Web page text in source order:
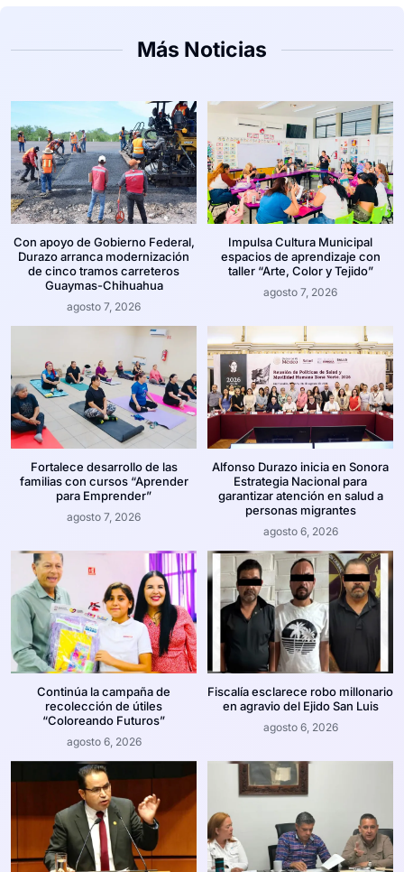
Más Noticias
Con apoyo de Gobierno Federal,
Durazo arranca modernización
de cinco tramos carreteros
Guaymas-Chihuahua
agosto 7, 2026
Impulsa Cultura Municipal
espacios de aprendizaje con
taller “Arte, Color y Tejido”
agosto 7, 2026
Fortalece desarrollo de las
familias con cursos “Aprender
para Emprender”
agosto 7, 2026
Alfonso Durazo inicia en Sonora
Estrategia Nacional para
garantizar atención en salud a
personas migrantes
agosto 6, 2026
Continúa la campaña de
recolección de útiles
“Coloreando Futuros”
agosto 6, 2026
Fiscalía esclarece robo millonario
en agravio del Ejido San Luis
agosto 6, 2026